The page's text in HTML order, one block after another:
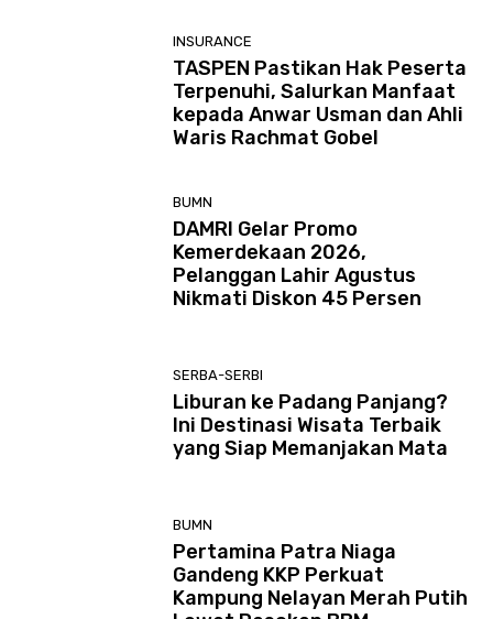
INSURANCE
TASPEN Pastikan Hak Peserta
Terpenuhi, Salurkan Manfaat
kepada Anwar Usman dan Ahli
Waris Rachmat Gobel
BUMN
DAMRI Gelar Promo
Kemerdekaan 2026,
Pelanggan Lahir Agustus
Nikmati Diskon 45 Persen
SERBA-SERBI
Liburan ke Padang Panjang?
Ini Destinasi Wisata Terbaik
yang Siap Memanjakan Mata
BUMN
Pertamina Patra Niaga
Gandeng KKP Perkuat
Kampung Nelayan Merah Putih